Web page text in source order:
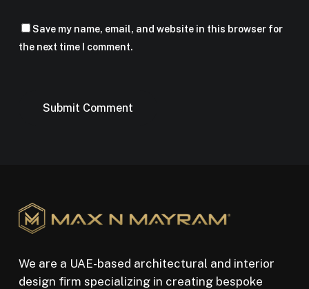
Save my name, email, and website in this browser for
the next time I comment.
We are a UAE-based architectural and interior
design firm specializing in creating bespoke